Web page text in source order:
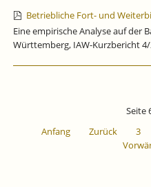
Betriebliche Fort- und
Eine empirische Analyse auf der
Württemberg, IAW-Kurzbericht
Seite
Anfang
Zurück 3